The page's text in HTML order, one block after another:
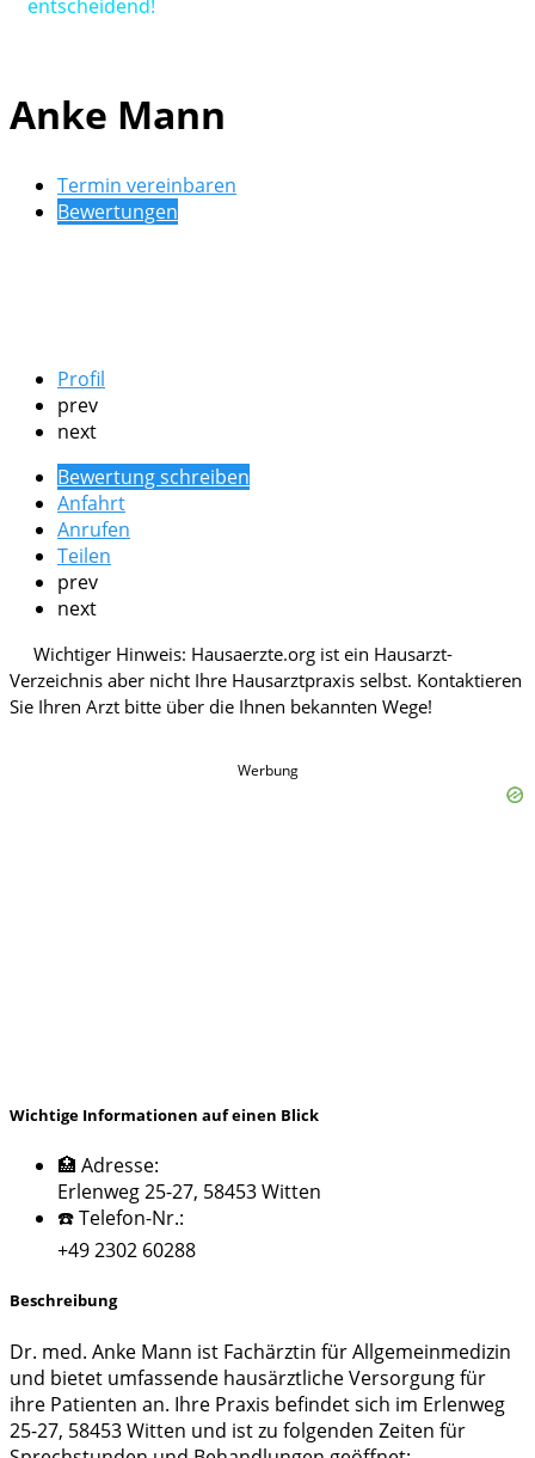
entscheidend!
Anke Mann
Termin vereinbaren
Bewertungen
Profil
prev
next
Bewertung schreiben
Anfahrt
Anrufen
Teilen
prev
next
Werbung
Wichtige Informationen auf einen Blick
🏥 Adresse:
Erlenweg 25-27, 58453 Witten
☎️ Telefon-Nr.:
+49 2302 60288
Beschreibung
Dr. med. Anke Mann ist Fachärztin für Allgemeinmedizin
und bietet umfassende hausärztliche Versorgung für
ihre Patienten an. Ihre Praxis befindet sich im Erlenweg
25-27, 58453 Witten und ist zu folgenden Zeiten für